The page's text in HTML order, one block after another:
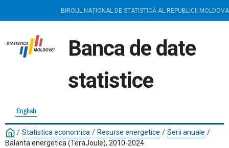
BIROUL NAȚIONAL DE STATISTICĂ AL REPUBLICII MOLDOVA
Banca de date
statistice
English
/ Statistica economica / Resurse energetice / Serii anuale /
Balanta energetica (TeraJoule), 2010-2024